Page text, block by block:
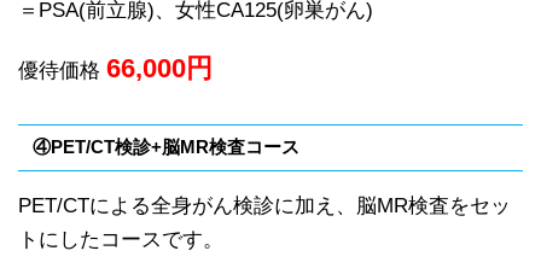
＝PSA(前立腺)、女性CA125(卵巣がん)
優待価格 66,000円
④PET/CT検診+脳MR検査コース
PET/CTによる全身がん検診に加え、脳MR検査をセッ
トにしたコースです。